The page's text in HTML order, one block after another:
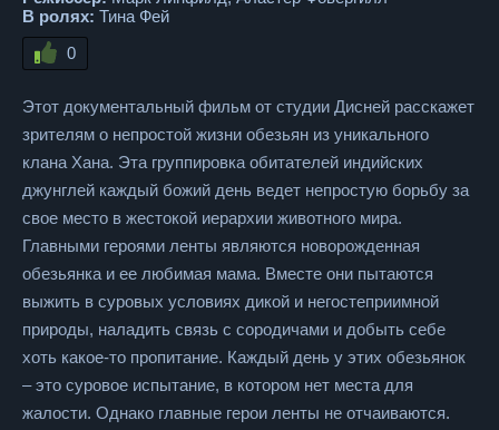
В ролях: Тина Фей
0
Этот документальный фильм от студии Дисней расскажет
зрителям о непростой жизни обезьян из уникального
клана Хана. Эта группировка обитателей индийских
джунглей каждый божий день ведет непростую борьбу за
свое место в жестокой иерархии животного мира.
Главными героями ленты являются новорожденная
обезьянка и ее любимая мама. Вместе они пытаются
выжить в суровых условиях дикой и негостеприимной
природы, наладить связь с сородичами и добыть себе
хоть какое-то пропитание. Каждый день у этих обезьянок
– это суровое испытание, в котором нет места для
жалости. Однако главные герои ленты не отчаиваются.